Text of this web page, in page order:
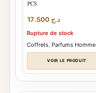
PCS
د.ج
Rupture de stock
Coffrets, Parfums Homme
VOIR LE PRODUIT